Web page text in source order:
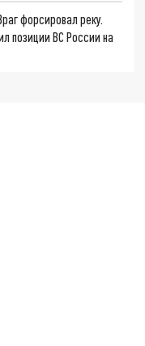
форсировал реку.
позиции ВС России на